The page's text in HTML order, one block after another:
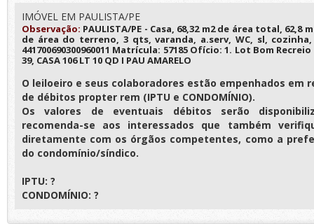
IMÓVEL EM PAULISTA/PE
Observação: PAULISTA/PE - Casa, 68,32 m2 de área total, 62,8
de área do terreno, 3 qts, varanda, a.serv, WC, sl,
441700690300960011 Matrícula: 57185 Ofício: 1. Lot Bom Recreio
39, CASA 106 LT 10 QD I PAU AMARELO
O leiloeiro e seus colaboradores estão empenhados em
de débitos propter rem (IPTU e CONDOMÍNIO).
Os valores de eventuais débitos serão
recomenda-se aos interessados que também
diretamente com os órgãos competentes, como a
do condomínio/síndico.
IPTU: ?
CONDOMÍNIO: ?